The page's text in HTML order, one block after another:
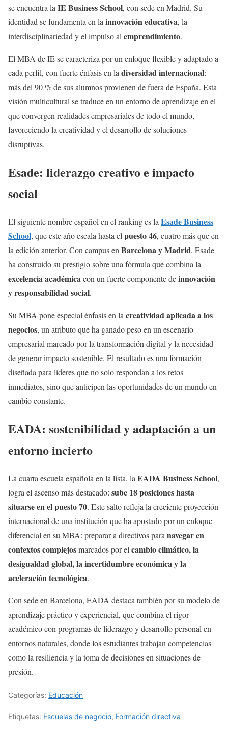
se encuentra laIE Business School, con sede en Madrid. Su
identidad se fundamenta en lainnovación educativa, la
interdisciplinariedad y el impulso alemprendimiento.
El MBA de IE se caracteriza por un enfoque flexible y adaptado a
cada perfil, con fuerte énfasis en ladiversidad internacional:
más del 90 % de sus alumnos provienen de fuera de España. Esta
visión multicultural se traduce en un entorno de aprendizaje en el
que convergen realidades empresariales de todo el mundo,
favoreciendo la creatividad y el desarrollo de soluciones
disruptivas.
Esade: liderazgo creativo e impacto
social
El siguiente nombre español en el ranking es la Esade Business
School, que este año escala hasta el puesto 46, cuatro más que en
la edición anterior. Con campus en Barcelona y Madrid, Esade
ha construido su prestigio sobre una fórmula que combina la
excelencia académicacon un fuerte componente deinnovación
y responsabilidad social.
Su MBA pone especial énfasis en la creatividad aplicada a los
negocios, un atributo que ha ganado peso en un escenario
empresarial marcado por la transformación digital y la necesidad
de generar impacto sostenible. El resultado es una formación
diseñada para líderes que no solo respondan a los retos
inmediatos, sino que anticipen las oportunidades de un mundo en
cambio constante.
EADA: sostenibilidad y adaptación a un
entorno incierto
La cuarta escuela española en la lista, la EADA Business School,
logra el ascenso más destacado: sube 18 posiciones hasta
situarse en el puesto 70. Este salto refleja la creciente proyección
internacional de una institución que ha apostado por un enfoque
diferencial en su MBA: preparar a directivos para navegar en
contextos complejosmarcados por el cambio climático, la
desigualdad global, la incertidumbre económica y la
aceleración tecnológica.
Con sede en Barcelona, EADA destaca también por su modelo de
aprendizaje práctico y experiencial, que combina el rigor
académico con programas de liderazgo y desarrollo personal en
entornos naturales, donde los estudiantes trabajan competencias
como la resiliencia y la toma de decisiones en situaciones de
presión.
Categorías: Educación
Etiquetas: Escuelas de negocio, Formación directiva